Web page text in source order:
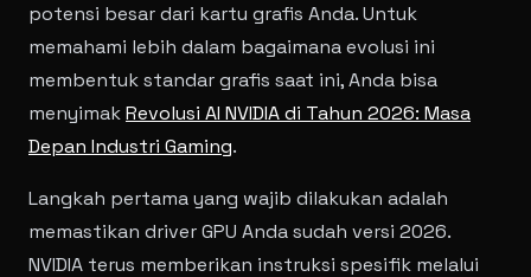
potensi besar dari kartu grafis Anda. Untuk
memahami lebih dalam bagaimana evolusi ini
membentuk standar grafis saat ini, Anda bisa
menyimakRevolusi AI NVIDIA di Tahun 2026: Masa
Depan Industri Gaming.
Langkah pertama yang wajib dilakukan adalah
memastikan driver GPU Anda sudah versi 2026.
NVIDIA terus memberikan instruksi spesifik melalui